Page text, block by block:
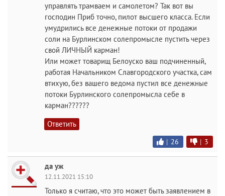
управлять трамваем и самолетом? Так вот вы
господин Приб точно, пилот высшего класса. Если
умудрились все денежные потоки от продажи
соли на Бурлинском солепромысле пустить через
свой ЛИЧНЫЙ карман!
Или может товарищ Белоуско ваш подчиненный,
работая Начальником Славгородского участка, сам
втихую, без вашего ведома пустил все денежные
потоки Бурлинского солепромысла себе в
карман??????
Ответить
| 26 | 3
да уж
12.11.2021 15:10
Только я считаю, что это может быть заявлением в